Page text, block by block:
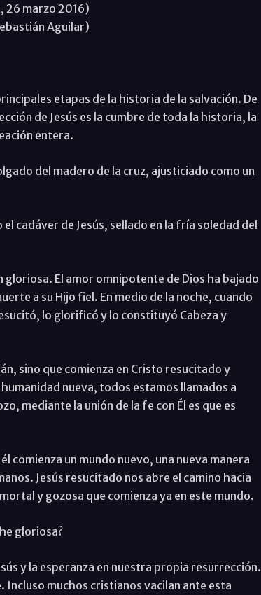
26 marzo 2016)
Aguilar)
etapas de la historia de la salvación. De
de Jesús es la cumbre de toda la historia, la
entera.
del madero de la cruz, ajusticiado como un
cadáver de Jesús, sellado en la fría soledad del
El amor omnipotente de Dios ha bajado
a su Hijo fiel. En medio de la noche, cuando
lo glorificó y lo constituyó Cabeza y
sino que comienza en Cristo resucitado y
nueva, todos estamos llamados a
mediante la unión de la fe con Él es que es
comienza un mundo nuevo, una nueva manera
Jesús resucitado nos abre el camino hacia
y gozosa que comienza ya en este mundo.
gloriosa?
y la esperanza en nuestra propia resurrección.
Incluso muchos cristianos vacilan ante esta